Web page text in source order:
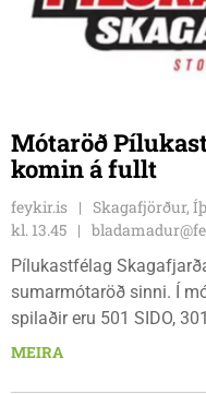
Mótaröð
komin á fullt
feykir.is Skagafjörður,
kl. 13.45
Pílukastfélag
sumarmótaröð sinni. Í
spilaðir eru 501 SIDO,
Chicago-leikir. Einnig eru
MEIRA